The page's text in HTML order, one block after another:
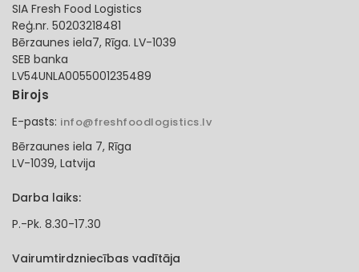
SIA Fresh Food Logistics
Reģ.nr. 50203218481
Bērzaunes iela7, Rīga. LV-1039
SEB banka
LV54UNLA0055001235489
Birojs
E-pasts: info@freshfoodlogistics.lv
Bērzaunes iela 7, Rīga
LV-1039, Latvija
Darba laiks:
P.-Pk. 8.30-17.30
Vairumtirdzniecības vadītāja